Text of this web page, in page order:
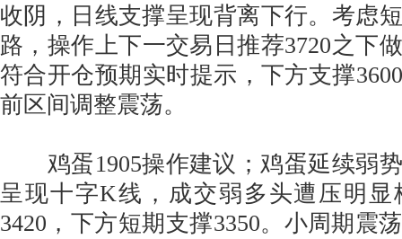
收阴，日线支撑呈现背离下行。考虑
路，操作上下一交易日推荐3720之下
符合开仓预期实时提示，下方支撑
前区间调整震荡。
鸡蛋1905操作建议；鸡蛋延续弱
呈现十字K线，成交弱多头遭压明显
3420，下方短期支撑3350。小周期震